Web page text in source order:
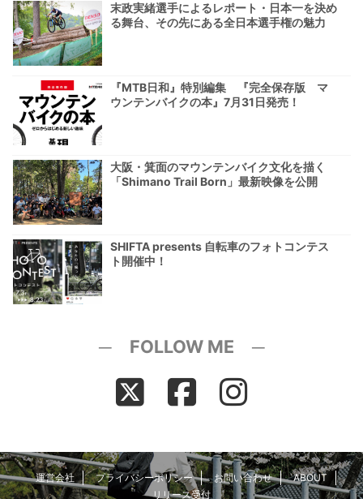
末政実緒選手によるレポート・日本一を決め
る舞台、その先にある全日本選手権の魅力
『MTB日和』特別編集 『完全保存版 マ
ウンテンバイクの本』7月31日発売！
大阪・箕面のマウンテンバイク文化を描く
「Shimano Trail Born」最新映像を公開
SHIFTA presents 自転車のフォトコンテス
ト開催中！
─ FOLLOW ME ─
運営会社 プライバシーポリシー お問い合わせ
ABOUT
リリース受付